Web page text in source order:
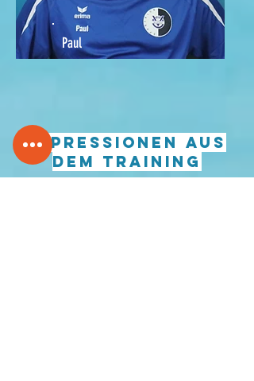
Paul
Impressionen aus
dem Training